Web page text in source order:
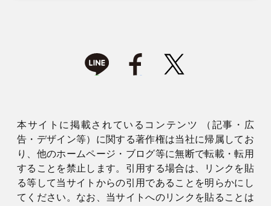
本サイトに掲載されているコンテンツ （記事・広
告・デザイン等）に関する著作権は当社に帰属してお
り、他のホームページ・ブログ等に無断で転載・転用
することを禁止します。引用する場合は、リンクを貼
る等して当サイトからの引用であることを明らかにし
てください。なお、当サイトへのリンクを貼ることは